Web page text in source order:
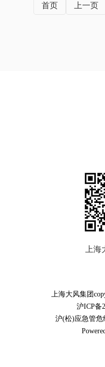
首页 上一页
上
上海大风集团
沪ICP备
沪(松)应急管危